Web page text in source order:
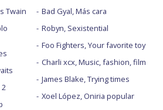
Twain
Bad Gyal, Más cara
Robyn, Sexistential
Foo Fighters, Your favorite toy
Charli xcx, Music, fashion, film
James Blake, Trying times
Xoel López, Oniria popular